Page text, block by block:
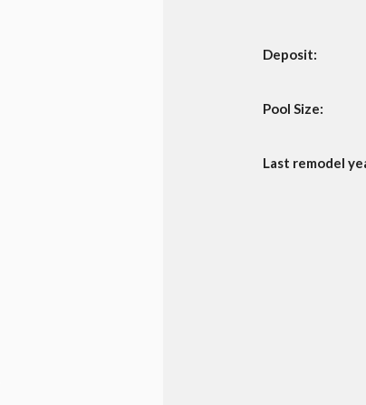
Deposit:
Pool Size:
Last remodel